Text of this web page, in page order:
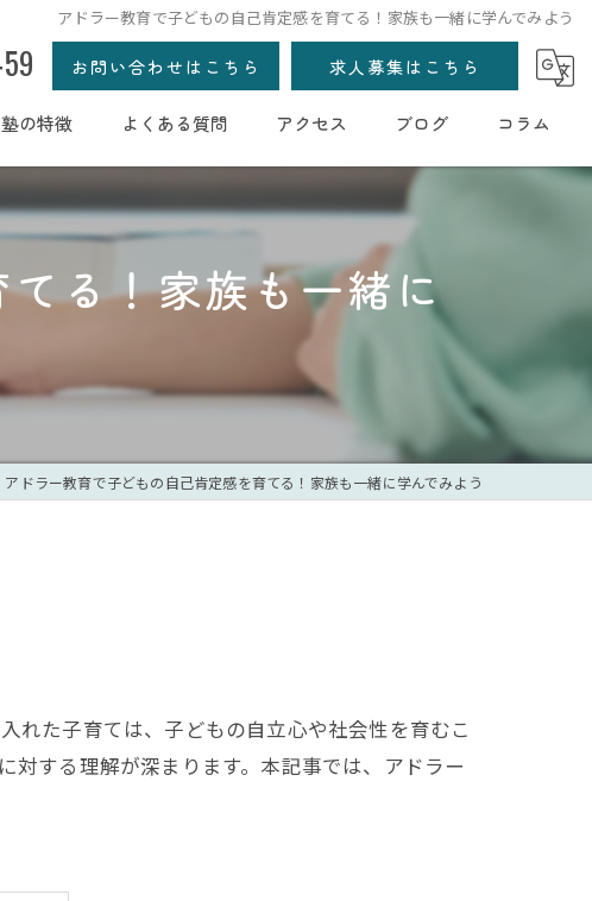
アドラー教育で子どもの自己肯定感を育てる！家族も一緒に学んでみよう
お問い合わせはこちら 求人募集はこちら
の特徴
団個別
よくある質問 アクセス ブログ コラム
る！家族も一緒に
アドラー教育で子どもの自己肯定感を育てる！家族も一緒に学んでみよう
れた子育ては、子どもの自立心や社会性を育むこ
対する理解が深まります。本記事では、アドラー